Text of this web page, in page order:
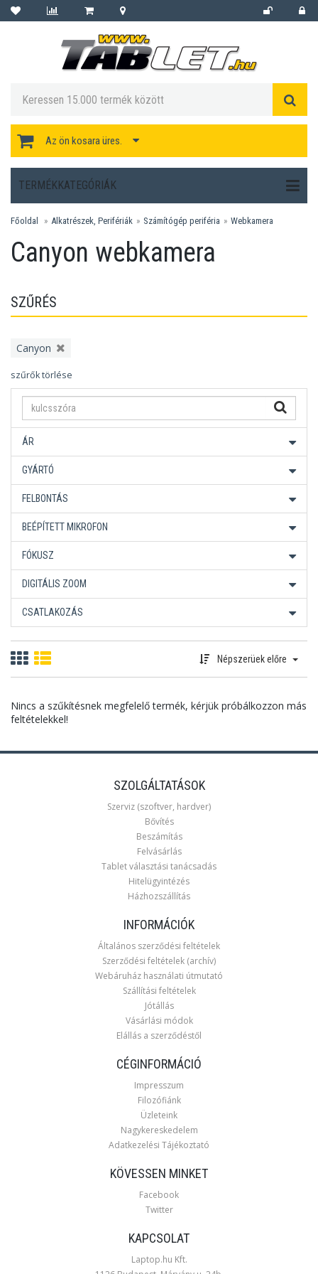
Az ön kosara üres.
TERMÉKKATEGÓRIÁK
Főoldal Alkatrészek, Perifériák Számítógép periféria Webkamera
Canyon webkamera
SZŰRÉS
Canyon
szűrők törlése
ÁR
GYÁRTÓ
FELBONTÁS
BEÉPÍTETT MIKROFON
FÓKUSZ
DIGITÁLIS ZOOM
CSATLAKOZÁS
Népszerüek előre
Nincs a szűkítésnek megfelelő termék, kérjük próbálkozzon más
feltételekkel!
SZOLGÁLTATÁSOK
Szerviz (szoftver, hardver)
Bővítés
Beszámítás
Felvásárlás
Tablet választási tanácsadás
Hitelügyintézés
Házhozszállítás
INFORMÁCIÓK
Általános szerződési feltételek
Szerződési feltételek (archív)
Webáruház használati útmutató
Szállítási feltételek
Jótállás
Vásárlási módok
Elállás a szerződéstől
CÉGINFORMÁCIÓ
Impresszum
Filozófiánk
Üzleteink
Nagykereskedelem
Adatkezelési Tájékoztató
KÖVESSEN MINKET
Facebook
Twitter
KAPCSOLAT
Laptop.hu Kft.